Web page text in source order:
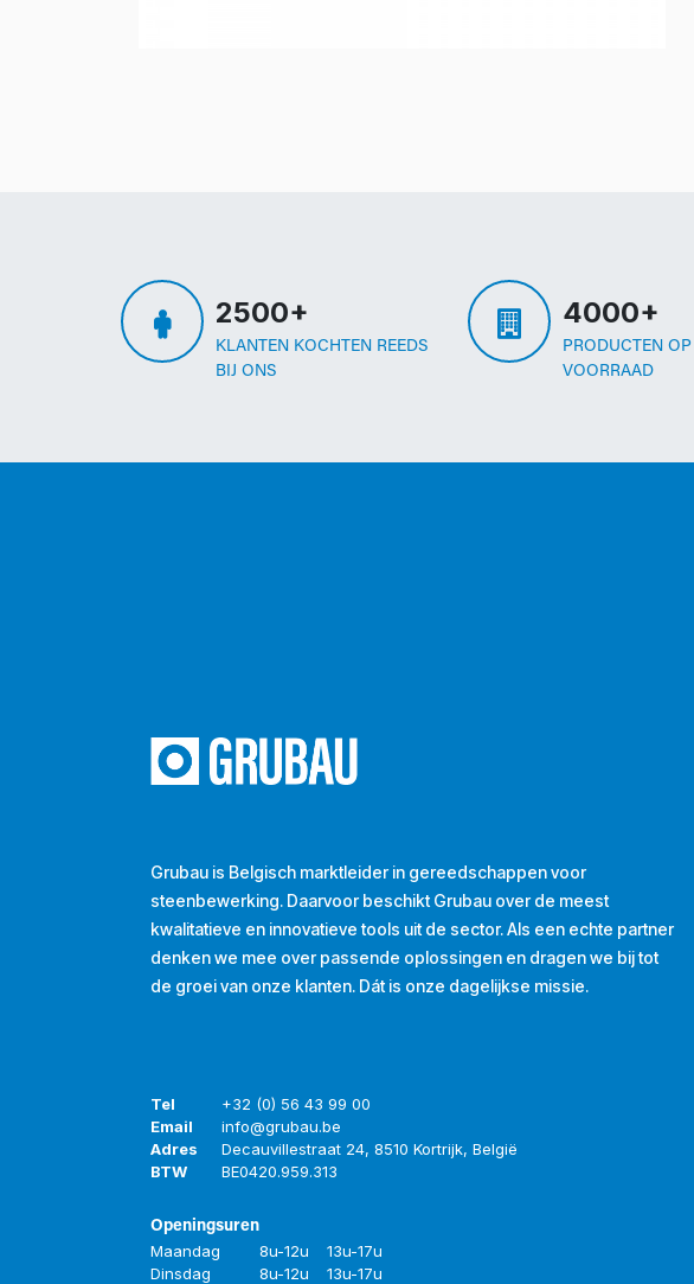
2500+
KLANTEN KOCHTEN REEDS
BIJ ONS
4000+
PRODUCTEN OP
VOORRAAD
Grubau is Belgisch marktleider in gereedschappen voor
steenbewerking. Daarvoor beschikt Grubau over de meest
kwalitatieve en innovatieve tools uit de sector. Als een echte partner
denken we mee over passende oplossingen en dragen we bij tot
de groei van onze klanten. Dát is onze dagelijkse missie.
Tel
+32 (0) 56 43 99 00
Email
info@grubau.be
Adres
Decauvillestraat 24, 8510 Kortrijk, België
BTW
BE0420.959.313
Openingsuren
Maandag 8u-12u
13u-17u
Dinsdag
8u-12u 13u-17u